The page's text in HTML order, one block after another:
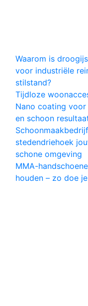
Waarom is
voor industriële
stilstand?
Tijdloze
Nano coating
en schoon
stedendriehoek
schone omgeving
MMA-
houden – zo doe